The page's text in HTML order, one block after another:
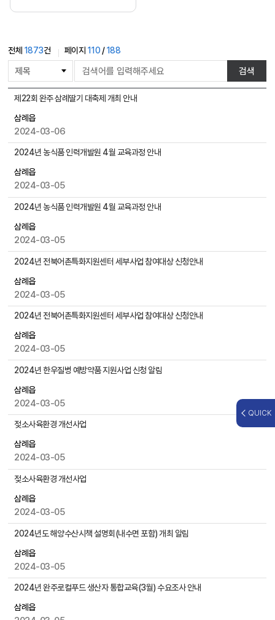
전체 1873건 페이지 110/188
시
물
색
검색
삼
읍
시
목
으
호
자
파
,
성
,
제22회 완주 삼례딸기 대축제 개최 안내
삼례읍
2024-03-06
2024년 농식품 인력개발원 4월 교육과정 안내
삼례읍
2024-03-05
2024년 농식품 인력개발원 4월 교육과정 안내
삼례읍
2024-03-05
2024년 전북어촌특화지원센터 세부사업 참여대상 신청안내
삼례읍
2024-03-05
2024년 전북어촌특화지원센터 세부사업 참여대상 신청안내
삼례읍
2024-03-05
2024년 한우질병 예방약품 지원사업 신청 알림
삼례읍
2024-03-05
젖소사육환경 개선사업
삼례읍
2024-03-05
젖소사육환경 개선사업
삼례읍
2024-03-05
2024년도 해양수산시책 설명회(내수면 포함) 개최 알림
삼례읍
2024-03-05
2024년 완주로컬푸드 생산자 통합교육(3월) 수요조사 안내
삼례읍
QUICK